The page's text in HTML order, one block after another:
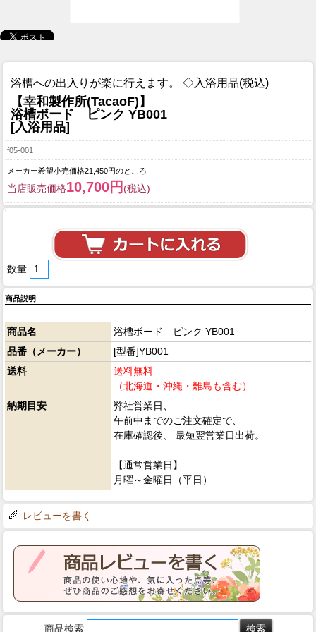
浴槽への出入りが楽に行えます。 ◇入浴用品(税込)
【幸和製作所(TacaoF)】
浴槽ボード ピンク YB001
[入浴用品]
f05-001
メーカー希望小売価格21,450円のところ
当店販売価格10,700円 (税込)
数量
商品説明
商品名
浴槽ボード ピンク YB001
品番（メーカー）
[型番]YB001
送料
送料無料
（北海道・沖縄・離島も含む）
納期目安
弊社営業日、
午前中までのご注文確定で、
在庫確認後、 最短翌営業日出荷。
【通常営業日】
月曜～金曜日（平日）
レビューを書く
商品検索